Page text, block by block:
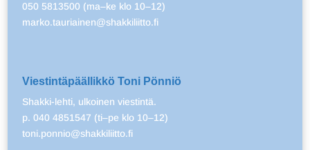
050 5813500 (ma–ke klo 10–12)
marko.tauriainen@shakkiliitto.fi
Viestintäpäällikkö Toni Pönniö
Shakki-lehti, ulkoinen viestintä.
p. 040 4851547 (ti–pe klo 10–12)
toni.ponnio@shakkiliitto.fi